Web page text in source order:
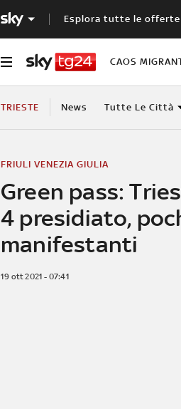
Esplora tutte le offerte
CAOS
TRIESTE News Tutte Le Città
Green pass:
4 presidiato,
manifestanti
FRIULI VENEZIA GIULIA
19 ott 2021 - 07:41